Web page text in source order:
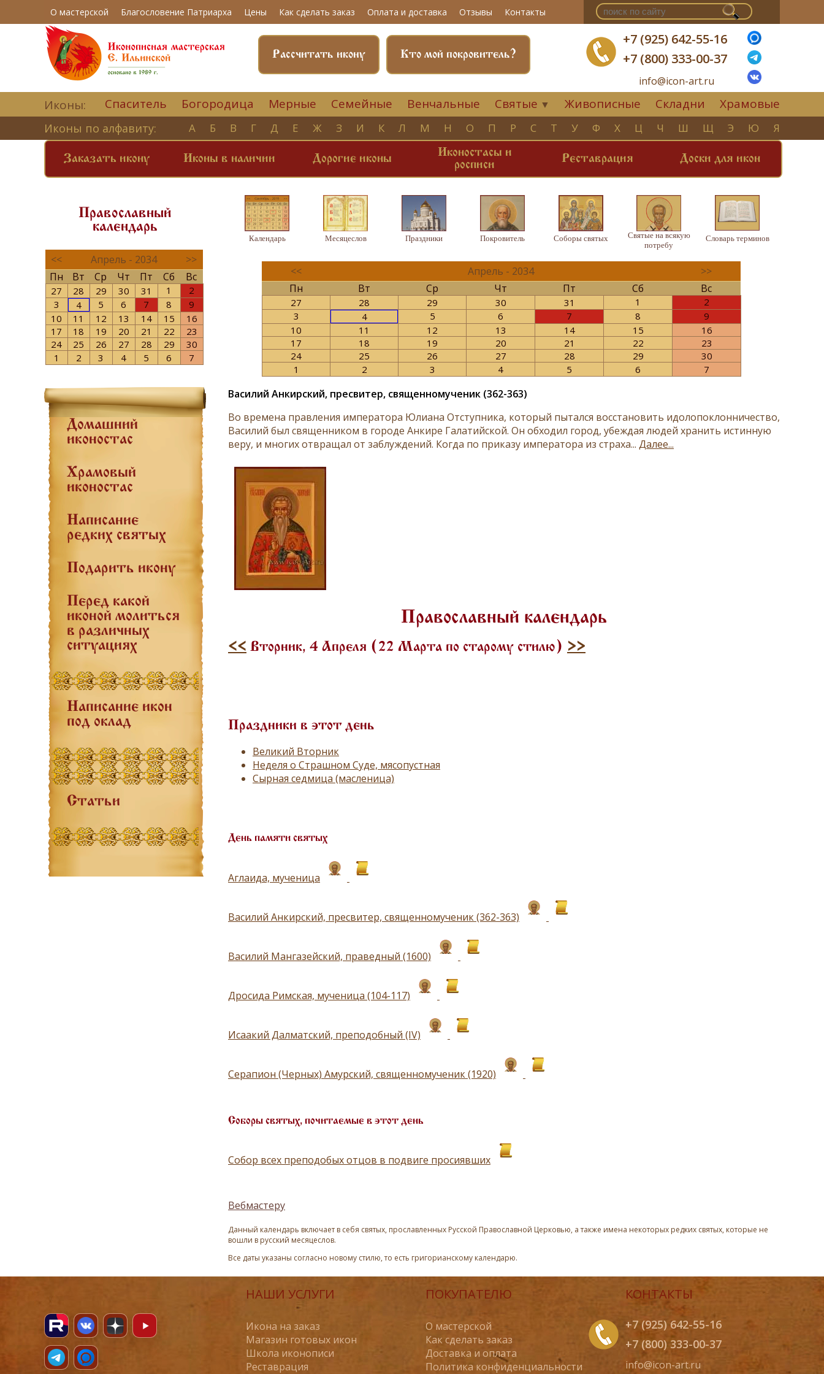
О мастерской Благословение Патриарха Цены Как сделать заказ Оплата и доставка Отзывы Контакты
+7 (925) 642-55-16
+7 (800) 333-00-37
info@icon-art.ru
Кто мой покровитель?
Рассчитать икону
Иконы: Спаситель Богородица Мерные Семейные Венчальные Святые ▼ Живописные Складни Храмовые
Иконы по алфавиту: А Б В Г Д Е Ж З И К Л М Н О П Р С Т У Ф Х Ц Ч Ш Щ Э Ю Я
Заказать икону Иконы в наличии Дорогие иконы
Иконостасы и
росписи
Реставрация Доски для икон
Православный
календарь
<< Апрель - 2034
>>
Пн
Вт Ср Чт Пт Сб Вс
27 28 29 30 31 1
2
3
4 5 6 7 8
9
10
11 12 13 14 15
16
17
18 19 20 21 22
23
24
25 26 27 28 29
30
1
2 3 4 5 6 7
Домашний
иконостас
Храмовый
иконостас
Написание
редких святых
Подарить икону
Перед какой
иконой молиться
в различных
ситуациях
Написание икон
под оклад
Статьи
Календарь Месяцеслов Праздники Покровитель Соборы святых
Святые на всякую
потребу
Словарь терминов
<< Апрель - 2034
>>
Пн
Вт Ср Чт Пт Сб Вс
27 28 29 30 31 1
2
3
4 5 6 7 8
9
10
11 12 13 14 15
16
17
18 19 20 21 22
23
24
25 26 27 28 29
30
1
2 3 4 5 6 7
Василий Анкирский, пресвитер, священномученик (362-363)
Во времена правления императора Юлиана Отступника, который пытался восстановить идолопоклонничество,
Василий был священником в городе Анкире Галатийской. Он обходил город, убеждая людей хранить истинную
веру, и многих отвращал от заблуждений. Когда по приказу императора из страха... Далее...
Православный календарь
<< Вторник, 4 Апреля (22 Марта по старому стилю) >>
Праздники в этот день
Великий Вторник
Неделя о Страшном Суде, мясопустная
Сырная седмица (масленица)
День памяти святых
Аглаида, мученица
Василий Анкирский, пресвитер, священномученик (362-363)
Василий Мангазейский, праведный (1600)
Дросида Римская, мученица (104-117)
Исаакий Далматский, преподобный (IV)
Серапион (Черных) Амурский, священномученик (1920)
Соборы святых, почитаемые в этот день
Собор всех преподобых отцов в подвиге просиявших
Вебмастеру
Данный календарь включает в себя святых, прославленных Русской Православной Церковью, а также имена некоторых редких святых, которые не
вошли в русский месяцеслов.
Все даты указаны согласно новому стилю, то есть григорианскому календарю.
НАШИ УСЛУГИ
Икона на заказ
Магазин готовых икон
Школа иконописи
Реставрация
ПОКУПАТЕЛЮ
О мастерской
Как сделать заказ
Доставка и оплата
Политика конфиденциальности
КОНТАКТЫ
+7 (925) 642-55-16
+7 (800) 333-00-37
info@icon-art.ru